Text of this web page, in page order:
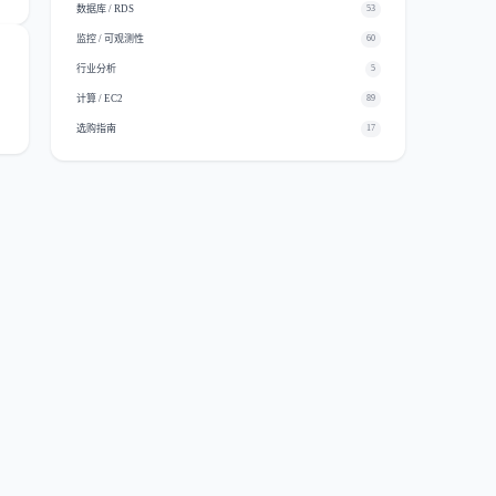
数据库 / RDS 53
监控 / 可观测性 60
行业分析 5
计算 / EC2 89
选购指南 17